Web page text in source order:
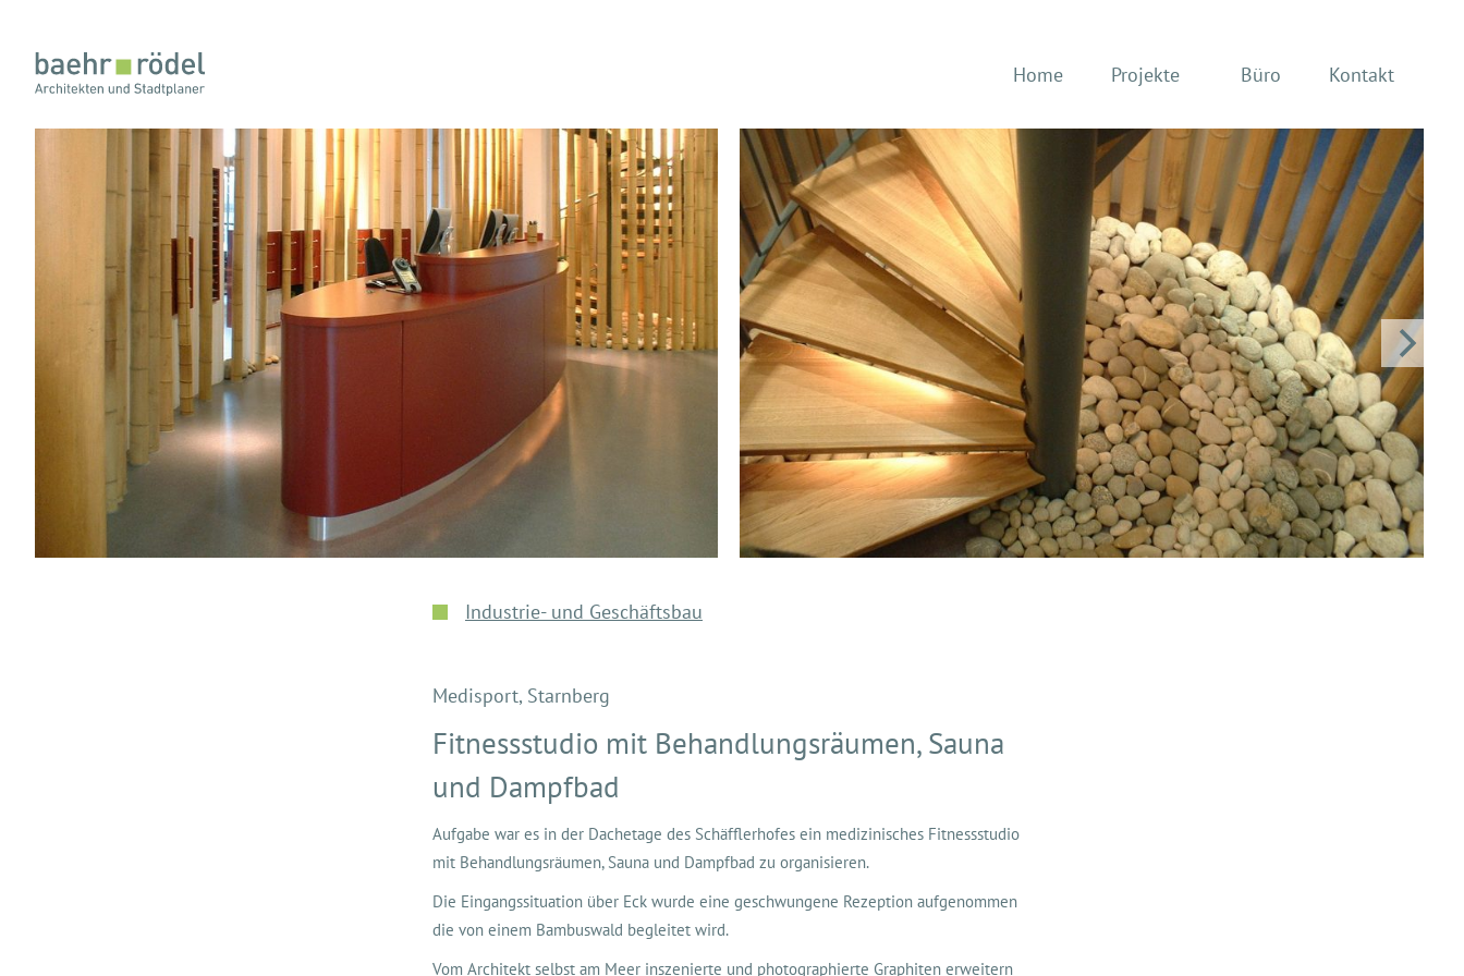
Home Projekte Büro Kontakt
Industrie- und Geschäftsbau
Medisport, Starnberg
Fitnessstudio mit Behandlungsräumen, Sauna
und Dampfbad
Aufgabe war es in der Dachetage des Schäfflerhofes ein medizinisches Fitnessstudio
mit Behandlungsräumen, Sauna und Dampfbad zu organisieren.
Die Eingangssituation über Eck wurde eine geschwungene Rezeption aufgenommen
die von einem Bambuswald begleitet wird.
Vom Architekt selbst am Meer inszenierte und photographierte Graphiten erweitern